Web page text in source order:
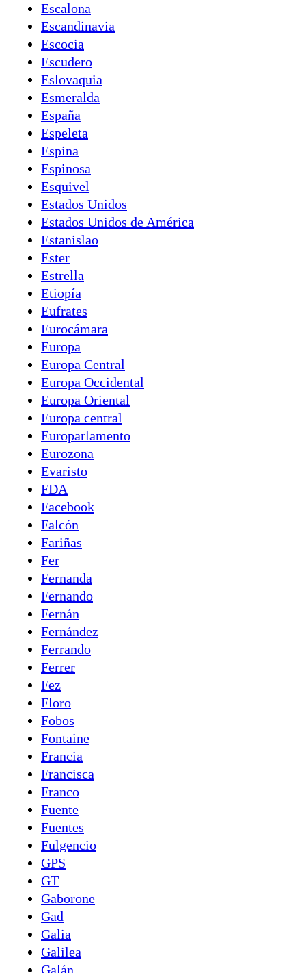
Escalona
Escandinavia
Escocia
Escudero
Eslovaquia
Esmeralda
España
Espeleta
Espina
Espinosa
Esquivel
Estados Unidos
Estados Unidos de América
Estanislao
Ester
Estrella
Etiopía
Eufrates
Eurocámara
Europa
Europa Central
Europa Occidental
Europa Oriental
Europa central
Europarlamento
Eurozona
Evaristo
FDA
Facebook
Falcón
Fariñas
Fer
Fernanda
Fernando
Fernán
Fernández
Ferrando
Ferrer
Fez
Floro
Fobos
Fontaine
Francia
Francisca
Franco
Fuente
Fuentes
Fulgencio
GPS
GT
Gaborone
Gad
Galia
Galilea
Galán